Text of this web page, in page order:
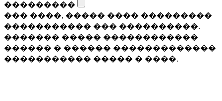
���������
��� ����, ����� ���� ���������
����������� ��� ����������.
������� ����� ������������
������ � ������ �������������
����������� ����� � ����.